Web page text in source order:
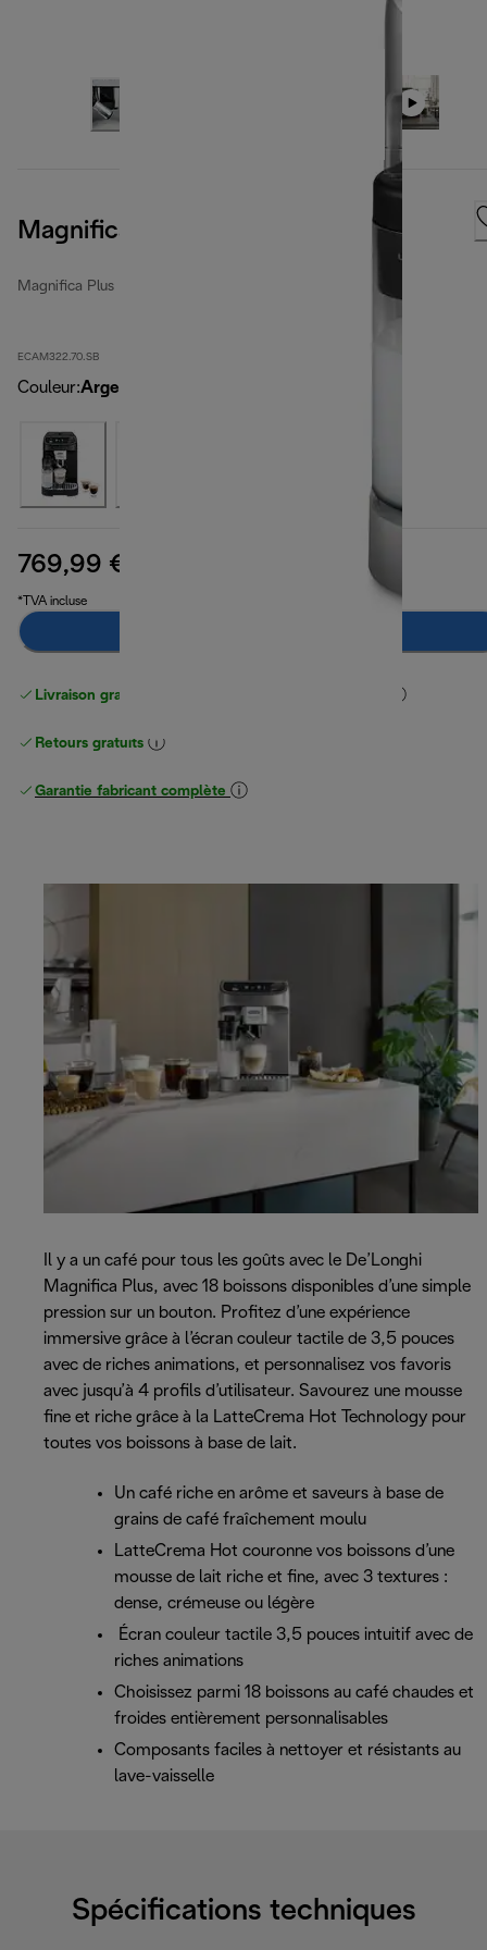
Magnifica Plus
Magnifica Plus
ECAM322.70.SB
Couleur:Argent
769,99 €
*TVA incluse
Livraison gratuite standard
Retours gratuits
Garantie fabricant complète
Il y a un café pour tous les goûts avec le De’Longhi
Magnifica Plus, avec 18 boissons disponibles d’une simple
pression sur un bouton. Profitez d’une expérience
immersive grâce à l’écran couleur tactile de 3,5 pouces
avec de riches animations, et personnalisez vos favoris
avec jusqu’à 4 profils d’utilisateur. Savourez une mousse
fine et riche grâce à la LatteCrema Hot Technology pour
toutes vos boissons à base de lait.
Un café riche en arôme et saveurs à base de
grains de café fraîchement moulu
LatteCrema Hot couronne vos boissons d’une
mousse de lait riche et fine, avec 3 textures :
dense, crémeuse ou légère
Écran couleur tactile 3,5 pouces intuitif avec de
riches animations
Choisissez parmi 18 boissons au café chaudes et
froides entièrement personnalisables
Composants faciles à nettoyer et résistants au
lave-vaisselle
Spécifications techniques